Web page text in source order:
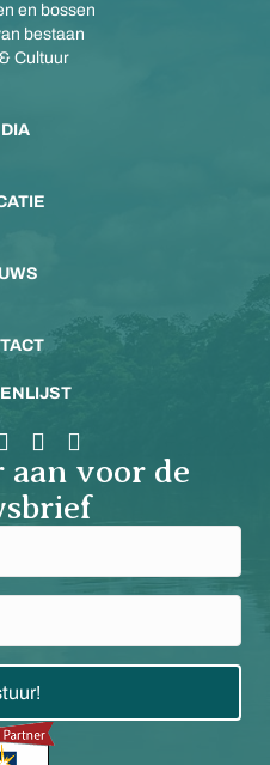
en bossen
bestaan
Cultuur
voor de